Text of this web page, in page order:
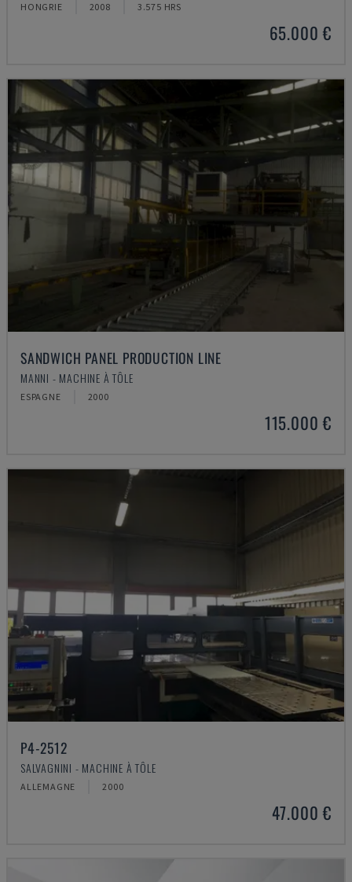
HONGRIE 2008 3.575 HRS
65.000 €
SANDWICH PANEL PRODUCTION LINE
MANNI - MACHINE À TÔLE
ESPAGNE 2000
115.000 €
P4-2512
SALVAGNINI - MACHINE À TÔLE
ALLEMAGNE 2000
47.000 €